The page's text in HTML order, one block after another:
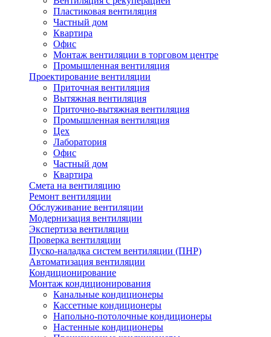
Пластиковая вентиляция
Частный дом
Квартира
Офис
Монтаж вентиляции в торговом центре
Промышленная вентиляция
Проектирование вентиляции
Приточная вентиляция
Вытяжная вентиляция
Приточно-вытяжная вентиляция
Промышленная вентиляция
Цех
Лаборатория
Офис
Частный дом
Квартира
Смета на вентиляцию
Ремонт вентиляции
Обслуживание вентиляции
Модернизация вентиляции
Экспертиза вентиляции
Проверка вентиляции
Пуско-наладка систем вентиляции (ПНР)
Автоматизация вентиляции
Кондиционирование
Монтаж кондиционирования
Канальные кондиционеры
Кассетные кондиционеры
Напольно-потолочные кондиционеры
Настенные кондиционеры